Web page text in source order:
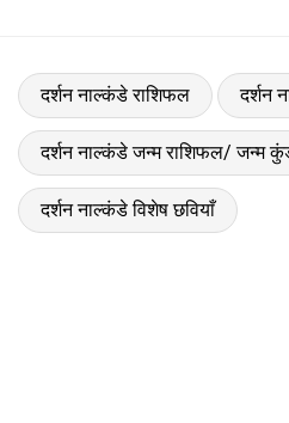
दर्शन नाल्कंडे राशिफल दर्शन
दर्शन नाल्कंडे जन्म राशिफल/ जन्म
दर्शन नाल्कंडे विशेष छवियाँ